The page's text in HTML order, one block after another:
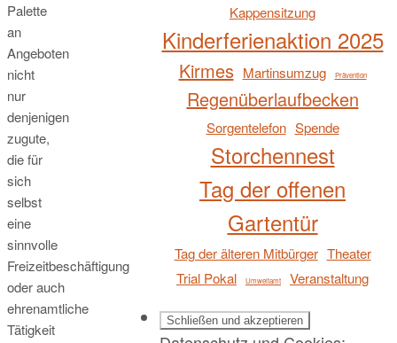
Palette
an
Angeboten
nicht
nur
denjenigen
zugute,
die für
sich
selbst
eine
sinnvolle
Freizeitbeschäftigung
oder auch
ehrenamtliche
Tätigkeit
Kappensitzung
Kinderferienaktion 2025
Kirmes Martinsumzug Prävention
Regenüberlaufbecken
Sorgentelefon Spende
Storchennest
Tag der offenen
Gartentür
Tag der älteren Mitbürger Theater
Trial Pokal
Umweltamt Veranstaltung